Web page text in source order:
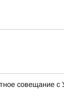
совещание